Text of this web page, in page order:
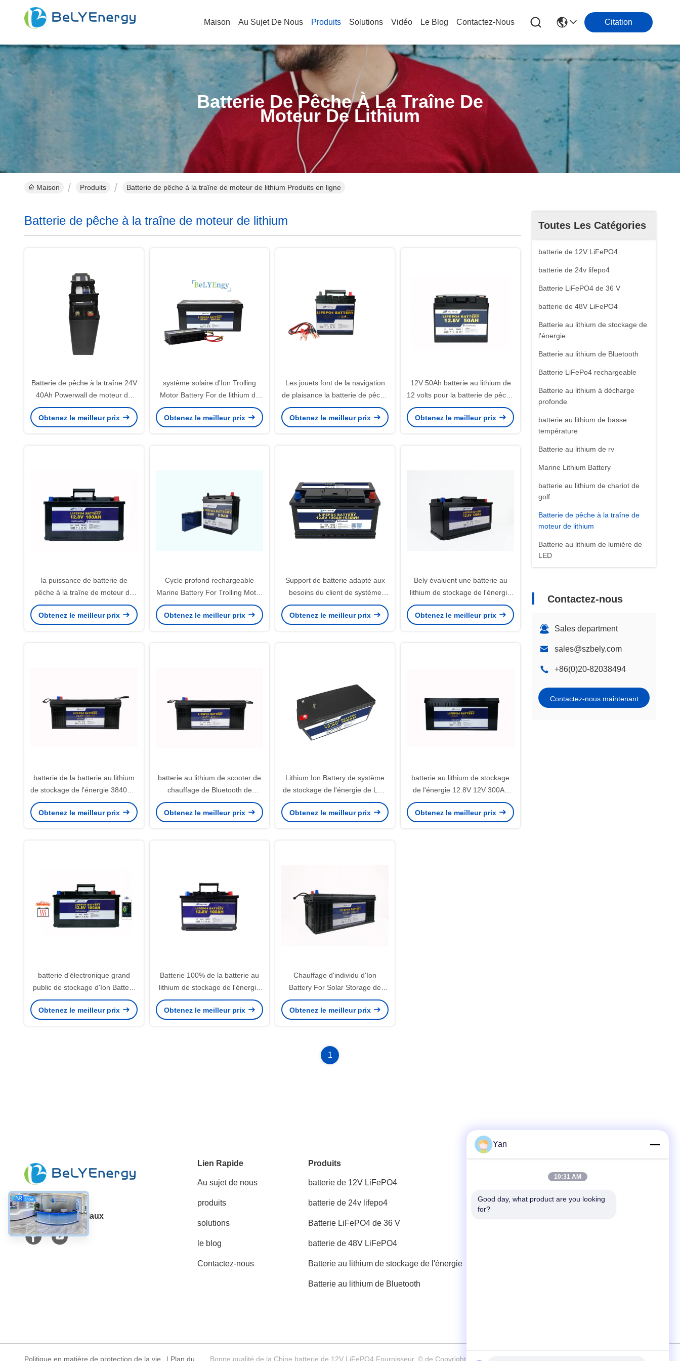
Maison Au Sujet De Nous Produits Solutions Vidéo Le Blog Contactez-Nous Citation
Batterie De Pêche À La Traîne De
Moteur De Lithium
Maison Produits Batterie de pêche à la traîne de moteur de lithium Produits en ligne
Toutes Les Catégories
batterie de 12V LiFePO4
batterie de 24v lifepo4
Batterie LiFePO4 de 36 V
batterie de 48V LiFePO4
Batterie au lithium de stockage de
l'énergie
Batterie au lithium de Bluetooth
Batterie LiFePo4 rechargeable
Batterie au lithium à décharge
profonde
batterie au lithium de basse
température
Batterie au lithium de rv
Marine Lithium Battery
batterie au lithium de chariot de
golf
Batterie de pêche à la traîne de
moteur de lithium
Batterie au lithium de lumière de
LED
Batterie au lithium de télécom
Contactez-nous
Sales department
sales@szbely.com
+86(0)20-82038494
Contactez-nous maintenant
Batterie de pêche à la traîne de moteur de lithium
Batterie de pêche à la traîne 24V
40Ah Powerwall de moteur de
lithium de Bely pour le système
de secours
Obtenez le meilleur prix
système solaire d'Ion Trolling
Motor Battery For de lithium de
24V 200AH
Obtenez le meilleur prix
Les jouets font de la navigation
de plaisance la batterie de pêche
à la traîne Lifepo4 12V 50Ah de
moteur de lithium médical
Obtenez le meilleur prix
12V 50Ah batterie au lithium de
12 volts pour la batterie de pêche
à la traîne de camping-car de
Bluetooth de moteur
Obtenez le meilleur prix
la puissance de batterie de
pêche à la traîne de moteur de
lithium de 12V 100Ah usine la
caravane et la batterie de
Obtenez le meilleur prix
Cycle profond rechargeable
Marine Battery For Trolling Motor
de 4S1P 640WH 12V 50AH
Obtenez le meilleur prix
Support de batterie adapté aux
besoins du client de système
d'Ion Storage Battery Home
Solar de lithium de 12V 120Ah
Obtenez le meilleur prix
Bely évaluent une batterie au
lithium de stockage de l'énergie
12V 120Ah 1536Wh
Obtenez le meilleur prix
batterie de la batterie au lithium
de stockage de l'énergie 3840Wh
12V 300ah Lifepo4
Obtenez le meilleur prix
batterie au lithium de scooter de
chauffage de Bluetooth de
batterie au lithium de stockage
de l'énergie de 12V 200Ah
Obtenez le meilleur prix
Lithium Ion Battery de système
de stockage de l'énergie de LED
LiFePO4 12V 300Ah
Obtenez le meilleur prix
batterie au lithium de stockage
de l'énergie 12.8V 12V 300Ah
Lifepo4 pour l'énergie solaire
Obtenez le meilleur prix
batterie d'électronique grand
public de stockage d'Ion Battery
For Home Power de lithium de
12V 100Ah
Obtenez le meilleur prix
Batterie 100% de la batterie au
lithium de stockage de l'énergie
de DOD 1280Wh 12V 100Ah
LiFePO4
Obtenez le meilleur prix
Chauffage d'individu d'Ion
Battery For Solar Storage de
lithium d'UN38.3 12V 200Ah
Obtenez le meilleur prix
1
Les réseaux sociaux
Lien Rapide
Au sujet de nous
produits
solutions
le blog
Contactez-nous
Produits
batterie de 12V LiFePO4
batterie de 24v lifepo4
Batterie LiFePO4 de 36 V
batterie de 48V LiFePO4
Batterie au lithium de stockage de l'énergie
Batterie au lithium de Bluetooth
Téléphone :
86-20-82038494
Politique en matière de protection de la vie | Plan du Bonne qualité de la Chine batterie de 12V LiFePO4 Fournisseur. © de Copyright 2021-2026 Shenzhen Bely Energy Technology Co., Ltd. .
Yan
10:31 AM
Good day, what product are you looking
for?